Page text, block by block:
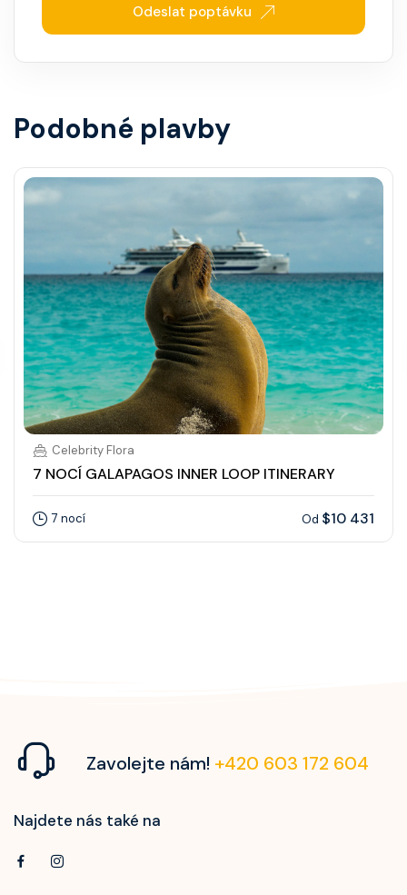
Odeslat poptávku
Podobné plavby
Celebrity Flora
7 NOCÍ GALAPAGOS INNER LOOP ITINERARY
7 nocí Od $10 431
Zavolejte nám! +420 603 172 604
Najdete nás také na